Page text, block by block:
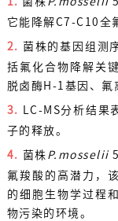
它能降解C7-C10全
2. 菌株的基因组测
括氟化合物降解关
脱卤酶H-1基因、氟
3.
LC-MS分析结果
子的释放。
4. 菌株 P. mosselii
氟羧酸的高潜力，
的细胞生物学过程
物污染的环境。